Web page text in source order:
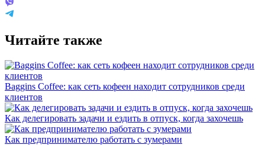
Читайте также
Baggins Coffee: как сеть кофеен находит сотрудников среди
клиентов
Как делегировать задачи и ездить в отпуск, когда захочешь
Как предпринимателю работать с зумерами